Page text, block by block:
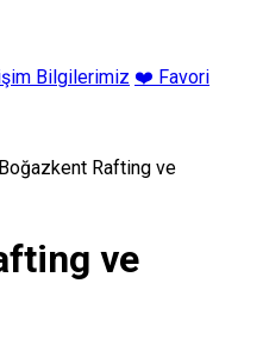
Bilgilerimiz ❤️ Favori
Boğazkent Rafting ve
ve